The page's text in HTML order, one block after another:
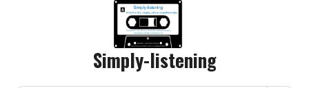
Simply-listening